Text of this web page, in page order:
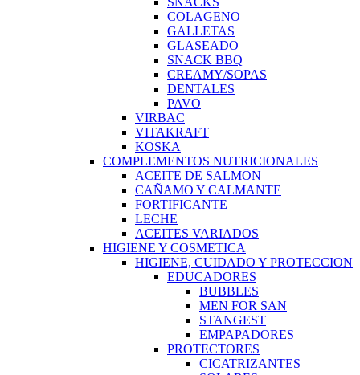
COLAGENO
GALLETAS
GLASEADO
SNACK BBQ
CREAMY/SOPAS
DENTALES
PAVO
VIRBAC
VITAKRAFT
KOSKA
COMPLEMENTOS NUTRICIONALES
ACEITE DE SALMON
CAÑAMO Y CALMANTE
FORTIFICANTE
LECHE
ACEITES VARIADOS
HIGIENE Y COSMETICA
HIGIENE, CUIDADO Y PROTECCION
EDUCADORES
BUBBLES
MEN FOR SAN
STANGEST
EMPAPADORES
PROTECTORES
CICATRIZANTES